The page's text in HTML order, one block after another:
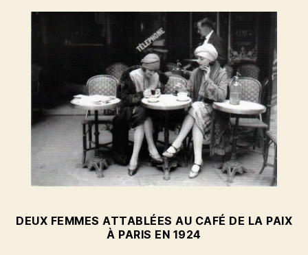
DEUX FEMMES ATTABLÉES AU CAFÉ DE LA PAIX
À PARIS EN 1924